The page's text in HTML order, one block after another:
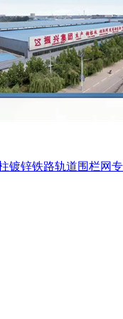
镀锌铁路轨道围栏网